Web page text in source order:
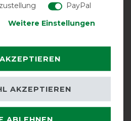
experience
95.83%
4.17%
0%
PayPal
Weitere Einstellungen
ABLEHNEN
AKZEPTIEREN